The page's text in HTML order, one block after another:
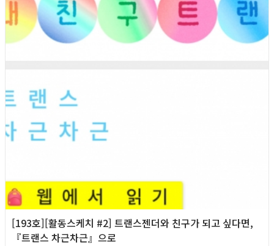
[193호][활동스케치 #2] 트랜스젠더와 친구가 되고 싶다면,
『트랜스 차근차근』으로